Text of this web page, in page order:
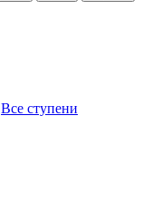
Все ступени